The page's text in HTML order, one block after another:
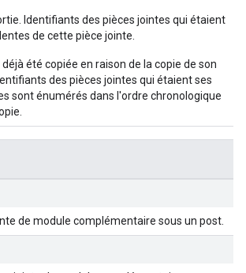
Identifiants des pièces jointes qui étaient
de cette pièce jointe.
été copiée en raison de la copie de son
des pièces jointes qui étaient ses
sont énumérés dans l'ordre chronologique
de module complémentaire sous un post.